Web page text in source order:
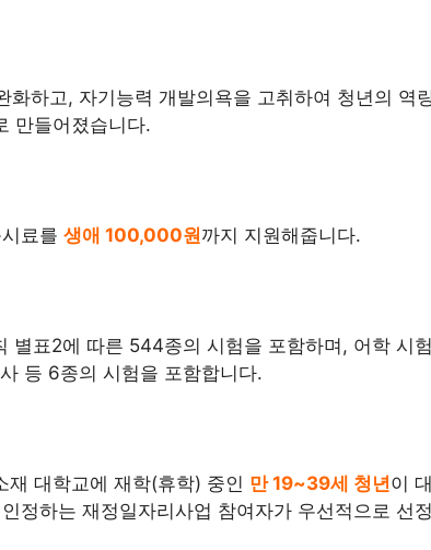
하고, 자기능력 개발의욕을 고취하여 청년의 역
만들어졌습니다.
료를 생애 100,000원까지 지원해줍니다.
별표2에 따른 544종의 시험을 포함하며, 어학 시
등 6종의 시험을 포함합니다.
재 대학교에 재학(휴학) 중인 만 19~39세 청년이
정하는 재정일자리사업 참여자가 우선적으로 선